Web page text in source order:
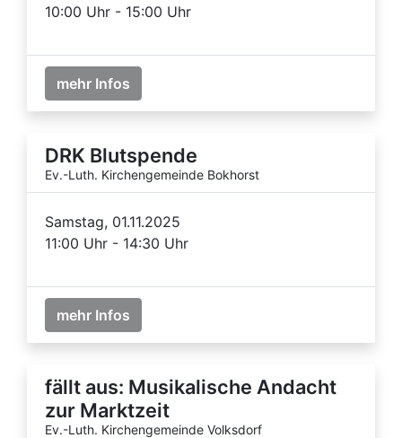
10:00 Uhr - 15:00 Uhr
mehr Infos
DRK Blutspende
Ev.-Luth. Kirchengemeinde Bokhorst
Samstag, 01.11.2025
11:00 Uhr - 14:30 Uhr
mehr Infos
fällt aus: Musikalische Andacht
zur Marktzeit
Ev.-Luth. Kirchengemeinde Volksdorf